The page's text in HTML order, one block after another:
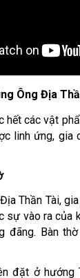
Ông Địa
hết các vật
linh ứng, gia
Thần Tài,
sự vào ra của
đãng. Bàn
đặt ở hướng